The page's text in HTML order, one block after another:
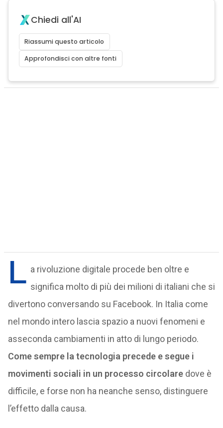
Chiedi all'AI
Riassumi questo articolo
Approfondisci con altre fonti
L a rivoluzione digitale procede ben oltre e
significa molto di più dei milioni di italiani che si
divertono conversando su Facebook. In Italia come
nel mondo intero lascia spazio a nuovi fenomeni e
asseconda cambiamenti in atto di lungo periodo.
Come sempre la tecnologia precede e segue i
movimenti sociali in un processo circolaredove è
difficile, e forse non ha neanche senso, distinguere
l’effetto dalla causa.